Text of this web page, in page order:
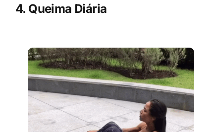
4. Queima Diária